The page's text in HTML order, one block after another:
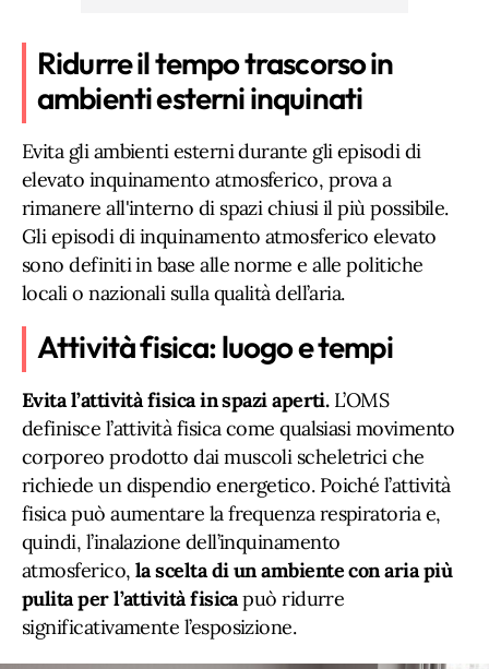
Ridurre il tempo trascorso in
ambienti esterni inquinati
Evita gli ambienti esterni durante gli episodi di
elevato inquinamento atmosferico, prova a
rimanere all'interno di spazi chiusi il più possibile.
Gli episodi di inquinamento atmosferico elevato
sono definiti in base alle norme e alle politiche
locali o nazionali sulla qualità dell’aria.
Attività fisica: luogo e tempi
Evital’attività fisica in spazi aperti. L’OMS
definisce l’attività fisica come qualsiasi movimento
corporeo prodotto dai muscoli scheletrici che
richiede un dispendio energetico. Poiché l’attività
fisica può aumentare la frequenza respiratoria e,
quindi, l’inalazione dell’inquinamento
atmosferico, la scelta di un ambiente con aria più
pulita per l’attività fisicapuò ridurre
significativamente l’esposizione.